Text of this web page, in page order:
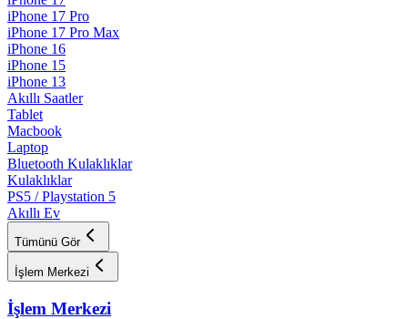
iPhone 17 Pro
iPhone 17 Pro Max
iPhone 16
iPhone 15
iPhone 13
Akıllı Saatler
Tablet
Macbook
Laptop
Bluetooth Kulaklıklar
Kulaklıklar
PS5 / Playstation 5
Akıllı Ev
Tümünü Gör
İşlem Merkezi
İşlem Merkezi